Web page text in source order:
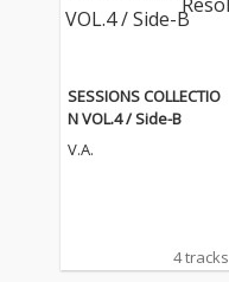
SESSIONS COLLECTIO
N VOL.4 / Side-B
V.A.
4 tracks